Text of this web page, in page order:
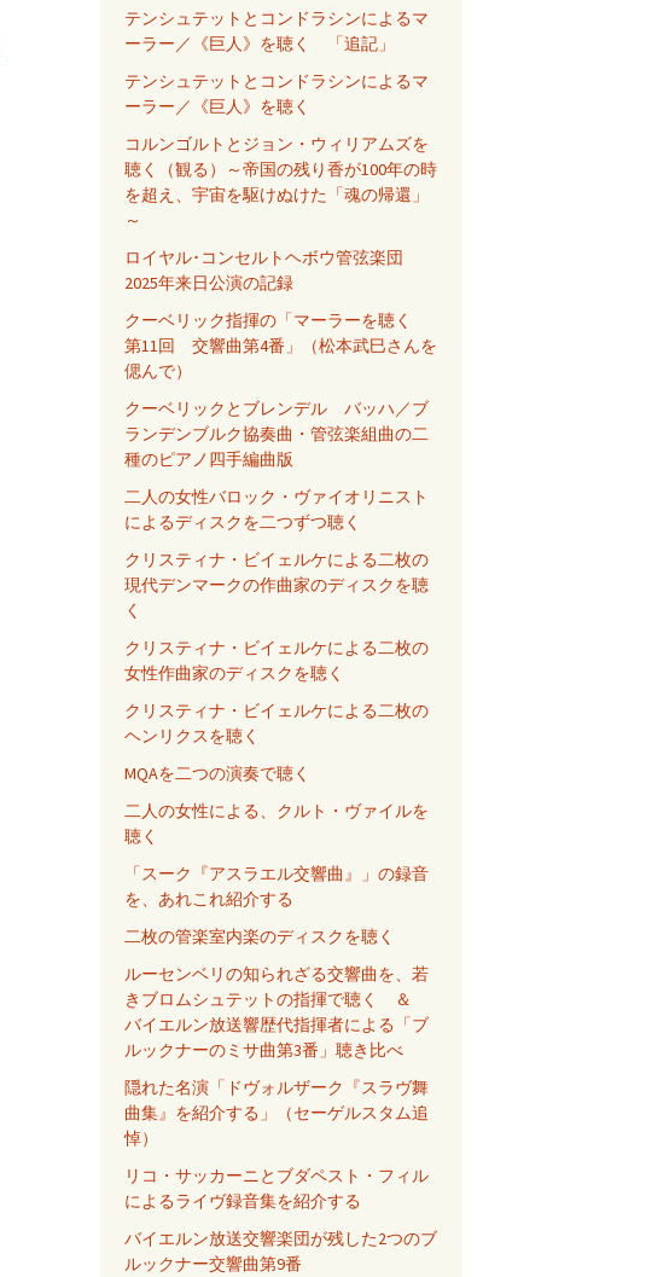
テンシュテットとコンドラシンによるマ
ーラー／《巨人》を聴く 「追記」
テンシュテットとコンドラシンによるマ
ーラー／《巨人》を聴く
コルンゴルトとジョン・ウィリアムズを
聴く（観る）～帝国の残り香が100年の時
を超え、宇宙を駆けぬけた「魂の帰還」
～
ロイヤル･コンセルトヘボウ管弦楽団
2025年来日公演の記録
クーベリック指揮の「マーラーを聴く
第11回 交響曲第4番」（松本武巳さんを
偲んで）
クーベリックとブレンデル バッハ／ブ
ランデンブルク協奏曲・管弦楽組曲の二
種のピアノ四手編曲版
二人の女性バロック・ヴァイオリニスト
によるディスクを二つずつ聴く
クリスティナ・ビイェルケによる二枚の
現代デンマークの作曲家のディスクを聴
く
クリスティナ・ビイェルケによる二枚の
女性作曲家のディスクを聴く
クリスティナ・ビイェルケによる二枚の
ヘンリクスを聴く
MQAを二つの演奏で聴く
二人の女性による、クルト・ヴァイルを
聴く
「スーク『アスラエル交響曲』」の録音
を、あれこれ紹介する
二枚の管楽室内楽のディスクを聴く
ルーセンベリの知られざる交響曲を、若
きブロムシュテットの指揮で聴く ＆
バイエルン放送響歴代指揮者による「ブ
ルックナーのミサ曲第3番」聴き比べ
隠れた名演「ドヴォルザーク『スラヴ舞
曲集』を紹介する」（セーゲルスタム追
悼）
リコ・サッカーニとブダペスト・フィル
によるライヴ録音集を紹介する
バイエルン放送交響楽団が残した2つのブ
ルックナー交響曲第9番